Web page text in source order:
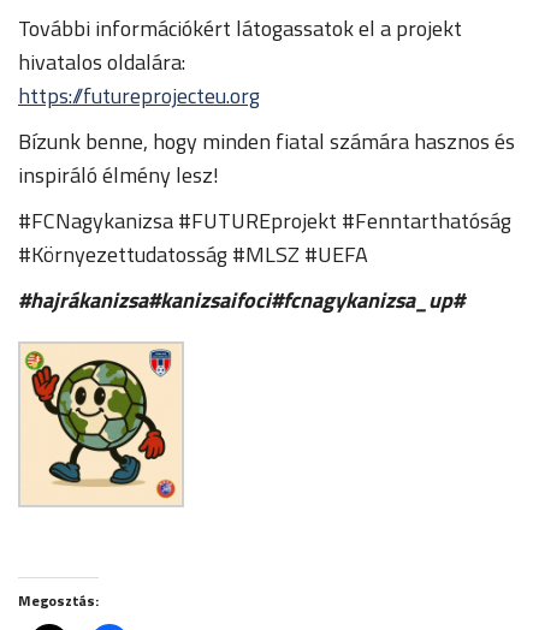
További információkért látogassatok el a projekt
hivatalos oldalára:
https://futureprojecteu.org
Bízunk benne, hogy minden fiatal számára hasznos és
inspiráló élmény lesz!
#FCNagykanizsa #FUTUREprojekt #Fenntarthatóság
#Környezettudatosság #MLSZ #UEFA
#hajrákanizsa#kanizsaifoci#fcnagykanizsa_up#
Megosztás: